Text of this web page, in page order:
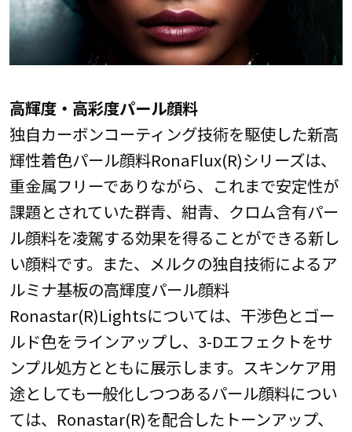
高輝度・高彩度パール顔料
独自カーボンコーティング技術を駆使した新高
輝性着色パール顔料RonaFlux(R)シリーズは、
重金属フリーでありながら、これまで安定性が
課題とされていた群青、紺青、クロム含有パー
ル顔料を凌駕する効果を得ることができる新し
い顔料です。また、メルクの独自技術によるア
ルミナ基板の高輝度パール顔料
Ronastar(R)Lightsについては、干渉色とゴー
ルド色をラインアップし、3-Dエフェクトをサ
ンプル処方とともに展示します。スキンケア用
途としても一般化しつつあるパール顔料につい
ては、Ronastar(R)を配合したトーンアップ、